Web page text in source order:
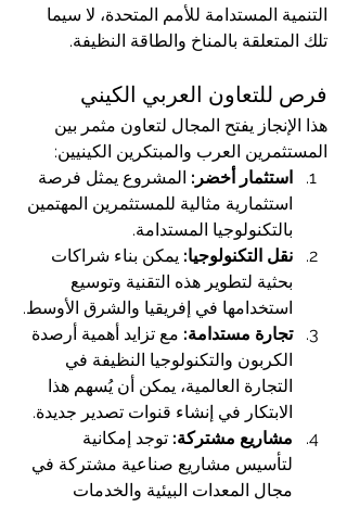
التنمية المستدامة للأمم المتحدة، لا سيما
تلك المتعلقة بالمناخ والطاقة النظيفة.
فرص للتعاون العربي الكيني
هذا الإنجاز يفتح المجال لتعاون مثمر بين
المستثمرين العرب والمبتكرين الكينيين:
استثمار أخضر: المشروع يمثل فرصة
استثمارية مثالية للمستثمرين المهتمين
بالتكنولوجيا المستدامة.
نقل التكنولوجيا: يمكن بناء شراكات
بحثية لتطوير هذه التقنية وتوسيع
استخدامها في إفريقيا والشرق الأوسط.
تجارة مستدامة: مع تزايد أهمية أرصدة
الكربون والتكنولوجيا النظيفة في
التجارة العالمية، يمكن أن يُسهم هذا
الابتكار في إنشاء قنوات تصدير جديدة.
مشاريع مشتركة: توجد إمكانية
لتأسيس مشاريع صناعية مشتركة في
مجال المعدات البيئية والخدمات